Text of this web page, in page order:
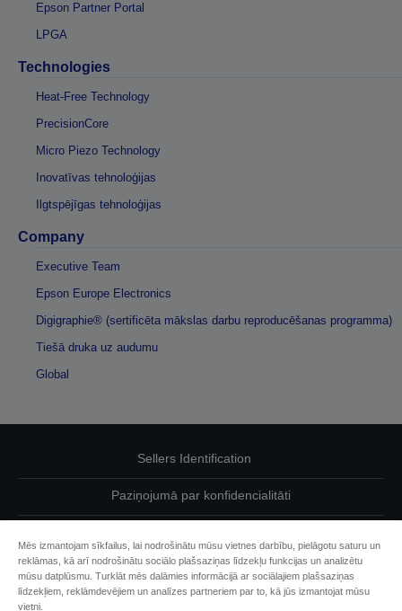
Epson Partner Portal
LPGA
Technologies
Heat-Free Technology
PrecisionCore
Micro Piezo Technology
Inovatīvas tehnoloģijas
Ilgtspējīgas tehnoloģijas
Company
Executive Team
Epson Europe Electronics
Digigraphie® (sertificēta mākslas darbu reproducēšanas programma)
Tiešā druka uz audumu
Global
Sellers Identification
Paziņojumā par konfidencialitāti
Sazinieties ar mums par saviem datiem
Mēs izmantojam sīkfailus, lai nodrošinātu mūsu vietnes darbību, pielāgotu saturu un
reklāmas, kā arī nodrošinātu sociālo plašsaziņas līdzekļu funkcijas un analizētu
mūsu datplūsmu. Turklāt mēs dalāmies informācijā ar sociālajiem plašsaziņas
līdzekļiem, reklāmdevējiem un analīzes partneriem par to, kā jūs izmantojat mūsu
vietni.